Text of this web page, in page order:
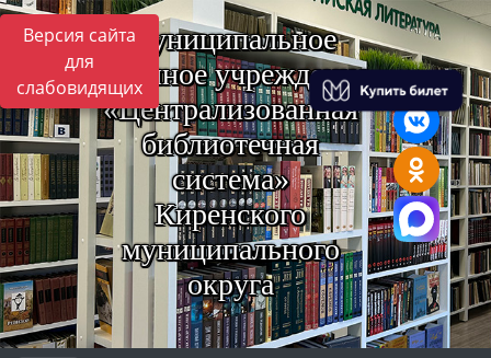
Версия сайта
для
слабовидящих
Муниципальное
казённое учреждение
«Централизованная
библиотечная
система»
Киренского
муниципального
округа